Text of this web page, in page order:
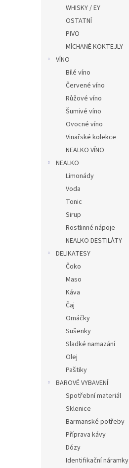
WHISKY / EY
OSTATNÍ
PIVO
MÍCHANÉ KOKTEJLY
VÍNO
Bílé víno
Červené víno
Růžové víno
Šumivé víno
Ovocné víno
Vinařské kolekce
NEALKO VÍNO
NEALKO
Limonády
Voda
Tonic
Sirup
Rostlinné nápoje
NEALKO DESTILÁTY
DELIKATESY
Čoko
Maso
Káva
Čaj
Omáčky
Sušenky
Sladké namazání
Olej
Paštiky
BAROVÉ VYBAVENÍ
Spotřební materiál
Sklenice
Barmanské potřeby
Příprava kávy
Dózy
Identifikační náramky